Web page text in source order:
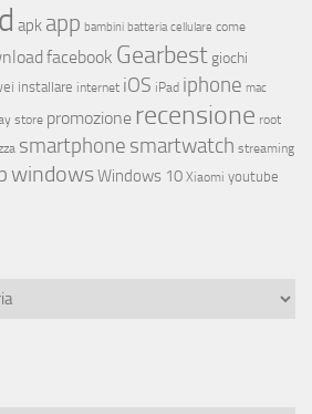
apk app bambini batteria cellulare come
facebook Gearbest giochi
installare internet iOS iPad iphone mac
store promozione recensione root
smartphone smartwatch streaming
windowsWindows 10 Xiaomi youtube